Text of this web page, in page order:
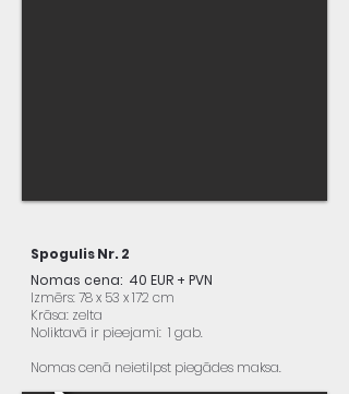
Spogulis Nr. 2
Nomas cena: 40 EUR + PVN
Izmērs: 78 x 53 x 172 cm
Krāsa: zelta
Noliktavā ir pieejami: 1 gab.
Nomas cenā neietilpst piegādes maksa.